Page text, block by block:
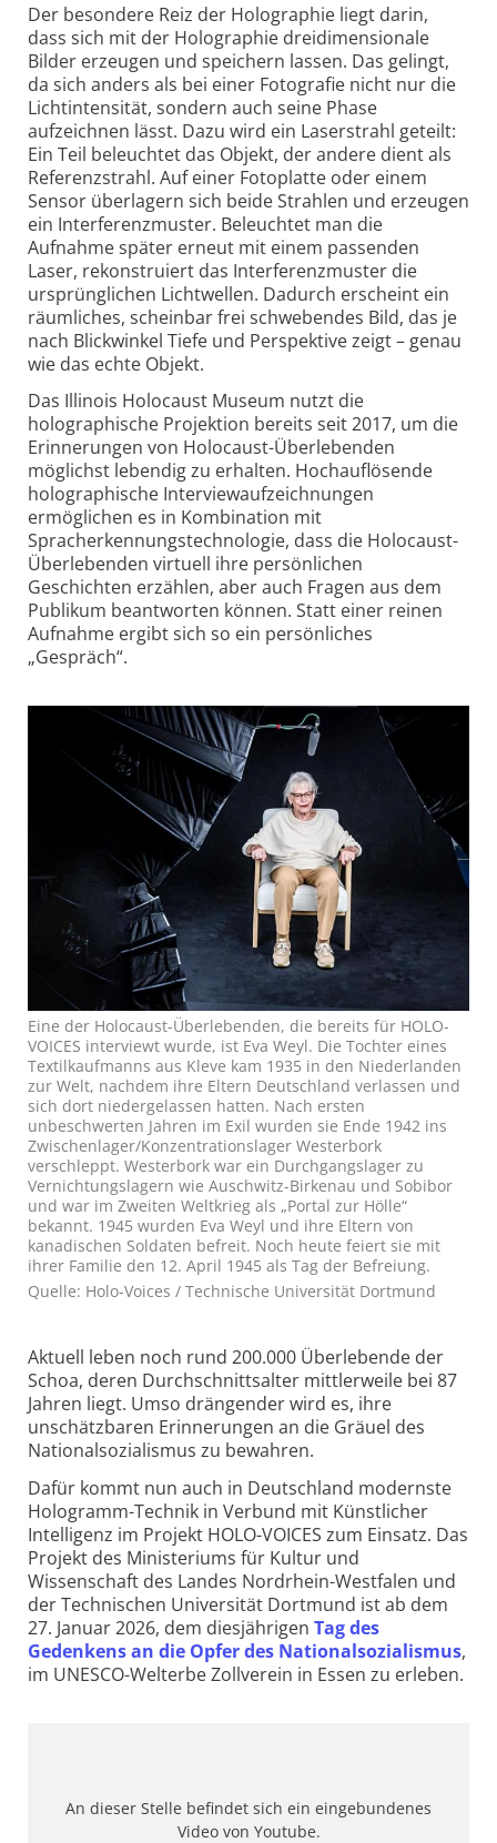
Der besondere Reiz der Holographie liegt darin,
dass sich mit der Holographie dreidimensionale
Bilder erzeugen und speichern lassen. Das gelingt,
da sich anders als bei einer Fotografie nicht nur die
Lichtintensität, sondern auch seine Phase
aufzeichnen lässt. Dazu wird ein Laserstrahl geteilt:
Ein Teil beleuchtet das Objekt, der andere dient als
Referenzstrahl. Auf einer Fotoplatte oder einem
Sensor überlagern sich beide Strahlen und erzeugen
ein Interferenzmuster. Beleuchtet man die
Aufnahme später erneut mit einem passenden
Laser, rekonstruiert das Interferenzmuster die
ursprünglichen Lichtwellen. Dadurch erscheint ein
räumliches, scheinbar frei schwebendes Bild, das je
nach Blickwinkel Tiefe und Perspektive zeigt – genau
wie das echte Objekt.
Das Illinois Holocaust Museum nutzt die
holographische Projektion bereits seit 2017, um die
Erinnerungen von Holocaust-Überlebenden
möglichst lebendig zu erhalten. Hochauflösende
holographische Interviewaufzeichnungen
ermöglichen es in Kombination mit
Spracherkennungstechnologie, dass die Holocaust-
Überlebenden virtuell ihre persönlichen
Geschichten erzählen, aber auch Fragen aus dem
Publikum beantworten können. Statt einer reinen
Aufnahme ergibt sich so ein persönliches
„Gespräch“.
Eine der Holocaust-Überlebenden, die bereits für HOLO-
VOICES interviewt wurde, ist Eva Weyl. Die Tochter eines
Textilkaufmanns aus Kleve kam 1935 in den Niederlanden
zur Welt, nachdem ihre Eltern Deutschland verlassen und
sich dort niedergelassen hatten. Nach ersten
unbeschwerten Jahren im Exil wurden sie Ende 1942 ins
Zwischenlager/Konzentrationslager Westerbork
verschleppt. Westerbork war ein Durchgangslager zu
Vernichtungslagern wie Auschwitz-Birkenau und Sobibor
und war im Zweiten Weltkrieg als „Portal zur Hölle“
bekannt. 1945 wurden Eva Weyl und ihre Eltern von
kanadischen Soldaten befreit. Noch heute feiert sie mit
ihrer Familie den 12. April 1945 als Tag der Befreiung.
Quelle: Holo-Voices / Technische Universität Dortmund
Aktuell leben noch rund 200.000 Überlebende der
Schoa, deren Durchschnittsalter mittlerweile bei 87
Jahren liegt. Umso drängender wird es, ihre
unschätzbaren Erinnerungen an die Gräuel des
Nationalsozialismus zu bewahren.
Dafür kommt nun auch in Deutschland modernste
Hologramm-Technik in Verbund mit Künstlicher
Intelligenz im Projekt HOLO-VOICES zum Einsatz. Das
Projekt des Ministeriums für Kultur und
Wissenschaft des Landes Nordrhein-Westfalen und
der Technischen Universität Dortmund ist ab dem
27. Januar 2026, dem diesjährigen Tag des
Gedenkens an die Opfer des Nationalsozialismus,
im UNESCO-Welterbe Zollverein in Essen zu erleben.
An dieser Stelle befindet sich ein eingebundenes
Video von Youtube.